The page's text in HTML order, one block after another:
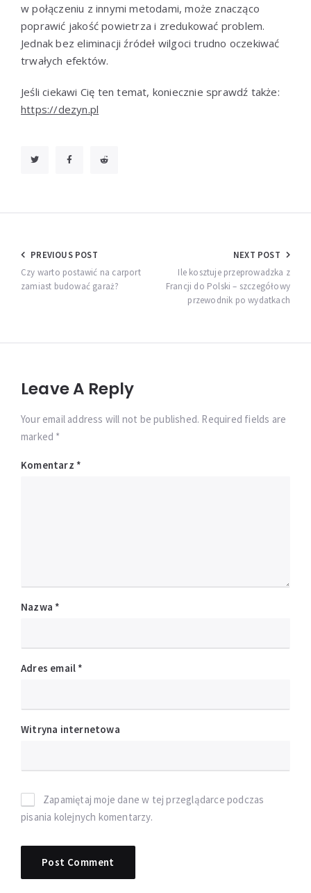
w połączeniu z innymi metodami, może znacząco
poprawić jakość powietrza i zredukować problem.
Jednak bez eliminacji źródeł wilgoci trudno oczekiwać
trwałych efektów.
Jeśli ciekawi Cię ten temat, koniecznie sprawdź także:
https://dezyn.pl
Nawigacja
wpisu
PREVIOUS POST
Czy warto postawić na carport
zamiast budować garaż?
NEXT POST
Ile kosztuje przeprowadzka z
Francji do Polski – szczegółowy
przewodnik po wydatkach
Leave A Reply
Your email address will not be published. Required fields are
marked *
Komentarz *
Nazwa *
Adres email *
Witryna internetowa
Zapamiętaj moje dane w tej przeglądarce podczas
pisania kolejnych komentarzy.